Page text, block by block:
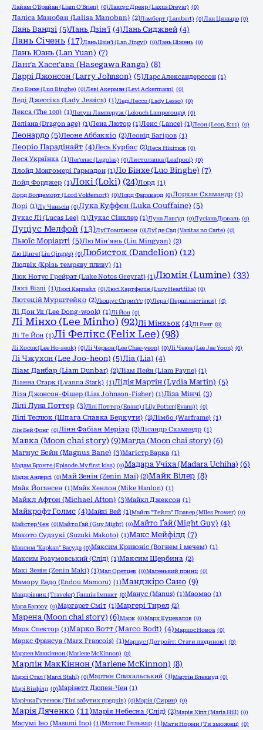
Лайам О'Брайан (Liam O'Brien) (0)Лаксус Дреяр (Laxus Dreyar) (0)
Лаліса Манобан (Lalisa Manoban) (2)Ламберт (Lambert) (0)Лан Цяньцю (0)
Лань Вандзі (5)Лань Дзін'ї (4)Лань Сиджвей (4)
Лань Січень (17)Лань Цзін'ї (Lan Jingyi) (0)Лань Ціжень (0)
Лань Юань (Lan Yuan) (7)
Ланґа Хасеґава (Hasegawa Ranga) (8)
Ларрі Джонсон (Larry Johnson) (5)Ларс Александерссон (1)
Лво Бінхе (Luo Binghe) (0)Леві Акерман (Levi Ackermann) (0)
Леді Джессіка (Lady Jessica) (1)Леді Лессо (Lady Lesso) (0)
Лекса (The 100) (1)Лелуш Ламперуж (Lelouch Lamperouge) (0)
Леліана (Dragon age) (1)Лена Лютор (1)Ленс (Lance) (1)Леон (Leon, 8:11) (0)
Леонардо (5)Леоне Аббаккіо (2)Леонід Багіров (1)
Леоріо Парадінайт (4)Лесь Курбас (2)Леся Нікітюк (0)
Леся Українка (1)Леґолас (Legolas) (0)Листолапка (Leafpool) (0)
Ллойд Монгомері Гармадон (1)Ло Бінхе (Luo Binghe) (7)
Лойд Форджер (1)Локі (Loki) (24)Лорд (1)
Лорд Волдеморт (Lord Voldemort) (0)Лорд Фарквард (0)Лоркан Скамандр (1)
Лорі (1)Лу Чаньсін (0)Лука Куффен (Luka Couffaine) (5)
Лукас Лі (Lucas Lee) (1)Лукас Сінклер (1)Луна Лавґуд (0)Лусіана Дюваль (0)
Луціус Мелфой (13)Луї Томлінсон (0)Луї де Сад (Vanitas no Carte) (0)
Льюїс Моріарті (5)Лю Мін'янь (Liu Mingyan) (2)
Лю Цінге (Liu Qingge) (0)Любисток (Dandelion) (12)
Людвік (Крізь темряву пливу) (1)
Люк Нотус Грейрат (Luke Notos Greyrat) (1)Люмін (Lumine) (33)
Люсі Візлі (1)Люсі Карлайл (0)Люсі Хартфелія (Lucy Heartfilia) (0)
Лютецій Мурштейко (2)Люціус Сприґґс (0)Лєра (Перші ластівки) (0)
Лі Дон Ук (Lee Dong-wook) (1)Лі Йон (0)
Лі Мінхо (Lee Minho) (92)Лі Мінхьок (4)Лі Ранг (0)
Лі Те Йон (1)Лі Фелікс (Felix Lee) (98)
Лі Хосок (Lee Ho-seok) (0)Лі Черьон (Lee Chae-yeon) (0)Лі Чеюн (Lee Jae Yoon) (0)
Лі Чжухон (Lee Joo-heon) (5)Ліа (Lia) (4)
Ліам Данбар (Liam Dunbar) (2)Ліам Пейн (Liam Payne) (1)
Ліанна Старк (Lyanna Stark) (1)Лідія Мартін (Lydia Martin) (5)
Ліза Джонсон-Фішер (Lisa Johnson-Fisher) (1)Ліза Мінчі (3)
Лілі Луна Поттер (3)Лілі Поттер (Еванс) (Lily Potter (Evans)) (0)
Лілі Теслюк (Шпага Славка Беркути) (2)Лімбо (Warframe) (1)
Лін Бей Фонг (0)Лінн Фабіан Меріар (2)Лісандр Скамандр (1)
Мавка (Moon chai story) (9)Магда (Moon chai story) (6)
Магнус Бейн (Magnus Bane) (3)Магістр Варка (1)
Мадам Бронте (Episode.My first kiss) (0)Мадара Учіха (Madara Uchiha) (6)
Мадж Андерсі (0)Май Зенін (Zenin Mai) (2)Майк Вілер (8)
Майк Йогансен (1)Майк Хенлон (Mike Hanlon) (1)
Майкл Афтон (Michael Afton) (3)Майкл Джексон (1)
Майкрофт Голмс (4)Майкі Вей (1)Майлз "Тейлз" Правер (Miles Prower) (0)
Майстер Чен (0)Майто Ґай (Guy Might) (0)Майто Ґай (Might Guy) (4)
Макото Судзукі (Suzuki Makoto) (1)Макс Мейфілд (7)
Максим "Kapkan" Басуда (0)Максим Кривоніс (Вогнем і мечем) (1)
Максим Розумовський (Слід) (1)Максим Щербина (2)
Макі Зенін (Zenin Maki) (1)Мал Оретцев (0)Маленький принц (0)
Мамору Ендо (Endou Mamoru) (1)Манджіро Сано (9)
Мандрівник (Traveler) Ґеншін Імпакт (0)Манус (Manus) (1)Маомао (1)
Мара Барроу (0)Маргарет Сміт (1)Маргері Тирел (2)
Марена (Moon chai story) (6)Марк (0)Марк Куцевалов (0)
Марк Спектор (1)Марко Ботт (Marco Bodt) (4)Маркос Новоа (0)
Маркс Франсуа (Marx Francois) (1)Маркус (Детройт: Стати людиною) (0)
Марлен Маккіннон (Marlene McKinnon) (0)
Марлін МакКіннон (Marlene McKinnon) (8)
Марсі Стал (Marci Stahl) (0)Мартин Спихальський (1)Мартін Блеквуд (0)
Марі Вінфілд (0)Марінетт Дюпен-Чен (1)
Марічка Гутенюк (Тіні забутих предків) (0)Марія (Сирин) (0)
Марія Дяченко (11)Марія Небесна (Слід) (2)Марія Хілл (Maria Hill) (0)
Масумі Іно (Masumi Ino) (1)Матаяс Гельвар (1)Мати Норми (Ти зможеш) (0)